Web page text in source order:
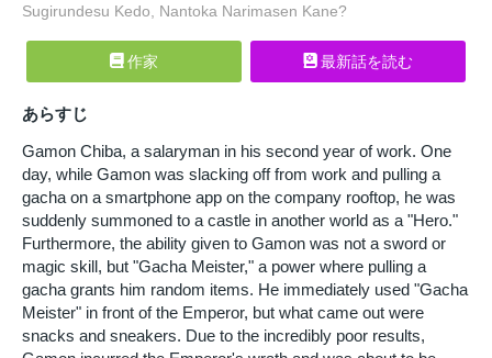
Sugirundesu Kedo, Nantoka Narimasen Kane?
作家 最新話を読む
あらすじ
Gamon Chiba, a salaryman in his second year of work. One
day, while Gamon was slacking off from work and pulling a
gacha on a smartphone app on the company rooftop, he was
suddenly summoned to a castle in another world as a "Hero."
Furthermore, the ability given to Gamon was not a sword or
magic skill, but "Gacha Meister," a power where pulling a
gacha grants him random items. He immediately used "Gacha
Meister" in front of the Emperor, but what came out were
snacks and sneakers. Due to the incredibly poor results,